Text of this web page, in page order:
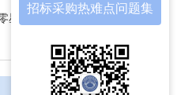
招标采购热难点问题集